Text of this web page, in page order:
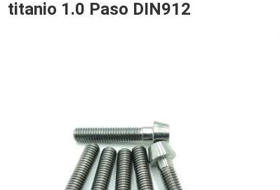
titanio 1.0 Paso DIN912